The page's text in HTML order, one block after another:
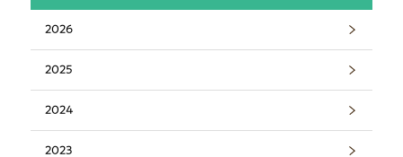
2026
2025
2024
2023